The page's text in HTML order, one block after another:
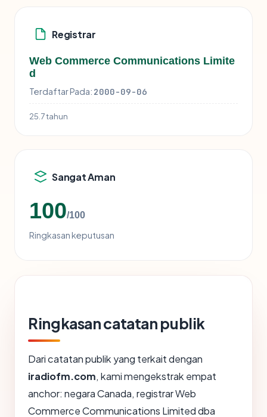
Registrar
Web Commerce Communications Limite
d
Terdaftar Pada: 2000-09-06
25.7 tahun
Sangat Aman
100/100
Ringkasan keputusan
Ringkasan catatan publik
Dari catatan publik yang terkait dengan
iradiofm.com, kami mengekstrak empat
anchor: negara Canada, registrar Web
Commerce Communications Limited dba